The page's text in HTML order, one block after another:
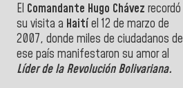
El Comandante Hugo Chávez recordó
su visita a Haitíel 12 de marzo de
2007, donde miles de ciudadanos de
ese país manifestaron su amor al
Líder de laRevolución Bolivariana.